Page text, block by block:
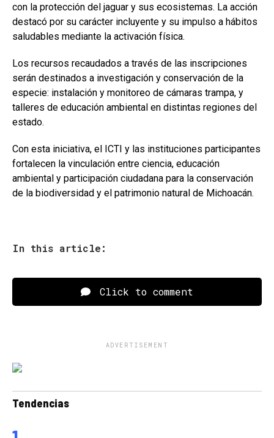
con la protección del jaguar y sus ecosistemas. La acción
destacó por su carácter incluyente y su impulso a hábitos
saludables mediante la activación física.
Los recursos recaudados a través de las inscripciones
serán destinados a investigación y conservación de la
especie: instalación y monitoreo de cámaras trampa, y
talleres de educación ambiental en distintas regiones del
estado.
Con esta iniciativa, el ICTI y las instituciones participantes
fortalecen la vinculación entre ciencia, educación
ambiental y participación ciudadana para la conservación
de la biodiversidad y el patrimonio natural de Michoacán.
In this article:
Click to comment
ADVERTISEMENT
Tendencias